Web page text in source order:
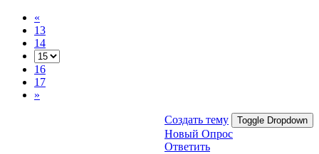
«
13
14
16
17
»
Создать тему Toggle Dropdown
Новый Опрос
Ответить